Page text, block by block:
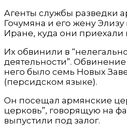
Агенты службы разведки
Гочумяна и его жену Элизу
Иране, куда они приехали
Их обвинили в
деятельности”. Обвинение
него было семь Новых
(персидском языке).
Он посещал армянские
церковь”, говорящую на
выпустили под залог.